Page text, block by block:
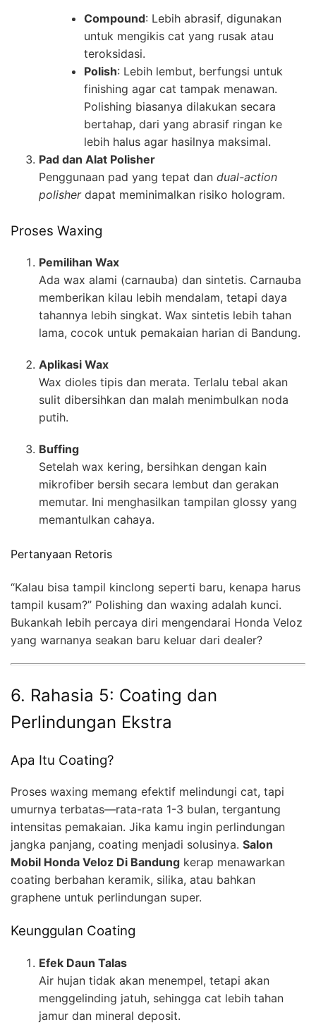
Compound: Lebih abrasif, digunakan
untuk mengikis cat yang rusak atau
teroksidasi.
Polish: Lebih lembut, berfungsi untuk
finishing agar cat tampak menawan.
Polishing biasanya dilakukan secara
bertahap, dari yang abrasif ringan ke
lebih halus agar hasilnya maksimal.
Pad dan Alat Polisher
Penggunaan pad yang tepat dan dual-action
polisherdapat meminimalkan risiko hologram.
Proses Waxing
Pemilihan Wax
Ada wax alami (carnauba) dan sintetis. Carnauba
memberikan kilau lebih mendalam, tetapi daya
tahannya lebih singkat. Wax sintetis lebih tahan
lama, cocok untuk pemakaian harian di Bandung.
Aplikasi Wax
Wax dioles tipis dan merata. Terlalu tebal akan
sulit dibersihkan dan malah menimbulkan noda
putih.
Buffing
Setelah wax kering, bersihkan dengan kain
mikrofiber bersih secara lembut dan gerakan
memutar. Ini menghasilkan tampilan glossy yang
memantulkan cahaya.
Pertanyaan Retoris
“Kalau bisa tampil kinclong seperti baru, kenapa harus
tampil kusam?” Polishing dan waxing adalah kunci.
Bukankah lebih percaya diri mengendarai Honda Veloz
yang warnanya seakan baru keluar dari dealer?
6. Rahasia 5: Coating dan
Perlindungan Ekstra
Apa Itu Coating?
Proses waxing memang efektif melindungi cat, tapi
umurnya terbatas—rata-rata 1-3 bulan, tergantung
intensitas pemakaian. Jika kamu ingin perlindungan
jangka panjang, coating menjadi solusinya. Salon
Mobil Honda Veloz Di Bandung kerap menawarkan
coating berbahan keramik, silika, atau bahkan
graphene untuk perlindungan super.
Keunggulan Coating
Efek Daun Talas
Air hujan tidak akan menempel, tetapi akan
menggelinding jatuh, sehingga cat lebih tahan
jamur dan mineral deposit.